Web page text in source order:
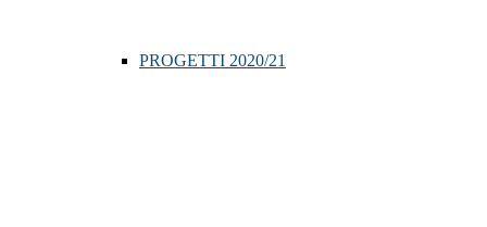
PROGETTI 2020/21